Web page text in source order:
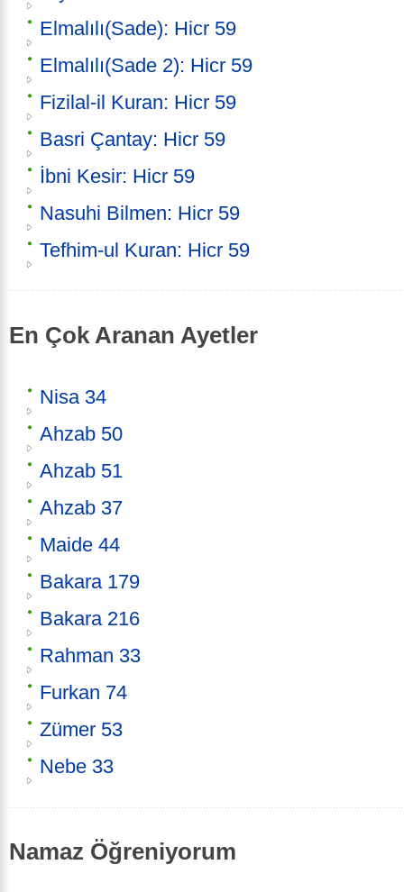
Elmalılı(Sade): Hicr 59
Elmalılı(Sade 2): Hicr 59
Fizilal-il Kuran: Hicr 59
Basri Çantay: Hicr 59
İbni Kesir: Hicr 59
Nasuhi Bilmen: Hicr 59
Tefhim-ul Kuran: Hicr 59
En Çok Aranan Ayetler
Nisa 34
Ahzab 50
Ahzab 51
Ahzab 37
Maide 44
Bakara 179
Bakara 216
Rahman 33
Furkan 74
Zümer 53
Nebe 33
Namaz Öğreniyorum